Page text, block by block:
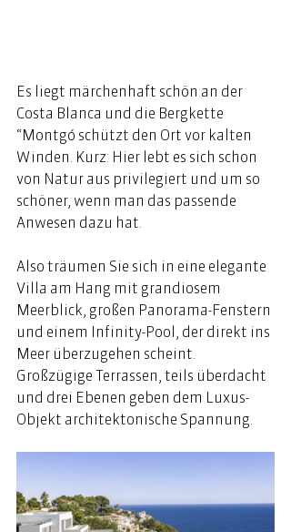
Es liegt märchenhaft schön an der
Costa Blanca und die Bergkette
“Montgó schützt den Ort vor kalten
Winden. Kurz: Hier lebt es sich schon
von Natur aus privilegiert und um so
schöner, wenn man das passende
Anwesen dazu hat.
Also träumen Sie sich in eine elegante
Villa am Hang mit grandiosem
Meerblick, großen Panorama-Fenstern
und einem Infinity-Pool, der direkt ins
Meer überzugehen scheint.
Großzügige Terrassen, teils überdacht
und drei Ebenen geben dem Luxus-
Objekt architektonische Spannung.